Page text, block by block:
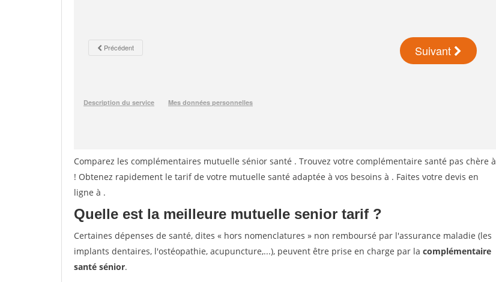
Comparez les complémentaires mutuelle sénior santé . Trouvez votre complémentaire santé pas chère à
! Obtenez rapidement le tarif de votre mutuelle santé adaptée à vos besoins à . Faites votre devis en
ligne à .
Quelle est la meilleure mutuelle senior tarif ?
Certaines dépenses de santé, dites « hors nomenclatures » non remboursé par l'assurance maladie (les
implants dentaires, l'ostéopathie, acupuncture,...), peuvent être prise en charge par la complémentaire
santé sénior.